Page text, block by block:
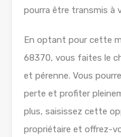
pourra être transmis à
En optant pour cette
68370, vous faites le
et pérenne. Vous
perte et profiter
plus, saisissez cette
propriétaire et offrez-